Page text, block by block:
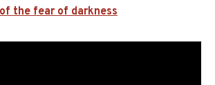
the fear of darkness